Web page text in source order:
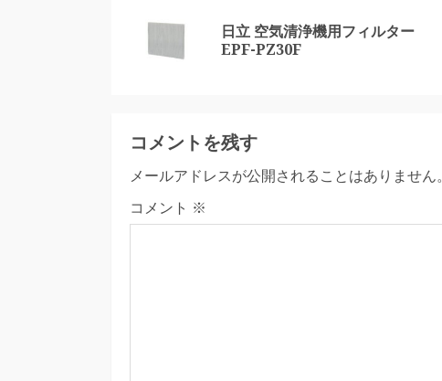
Reading日立 空気清浄機用フィルター
EPF-PZ30F
コメントを残す
メールアドレスが公開されることはありません。
コメント ※